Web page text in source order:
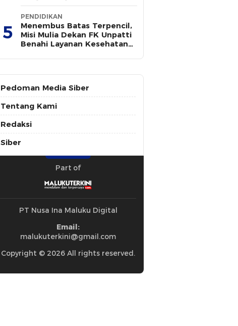
5
PENDIDIKAN
Menembus Batas Terpencil,
Misi Mulia Dekan FK Unpatti
Benahi Layanan Kesehatan
Pedoman Media Siber
Tentang Kami
Redaksi
Siber
Part of
PT Nusa Ina Maluku Digital
Email:
malukuterkini@gmail.com
Copyright © 2026 All rights reserved.